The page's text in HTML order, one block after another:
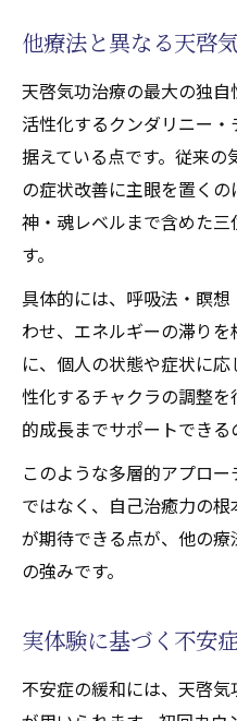
他療法と異なる天啓
天啓気功治療の最大の独
活性化するクンダリニー
据えている点です。従来
の症状改善に主眼を置く
神・魂レベルまで含めた
す。
具体的には、呼吸法・瞑
わせ、エネルギーの滞り
に、個人の状態や症状に
性化するチャクラの調整
的成長までサポートできる
このような多層的アプロ
ではなく、自己治癒力の
が期待できる点が、他の
の強みです。
実体験に基づく不安
不安症の緩和には、天啓